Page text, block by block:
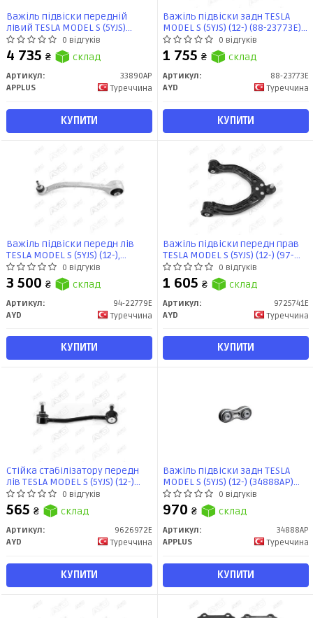
Важіль підвіски передній
лівий TESLA MODEL S (5YJS)
(09.12 -) (33890AP) APPLUS
0 відгуків
4 735 ₴ склад
Артикул:
33890AP
APPLUS
Туреччина
КУПИТИ
Важіль підвіски задн TESLA
MODEL S (5YJS) (12-) (88-23773E)
AYD
0 відгуків
1 755 ₴ склад
Артикул:
88-23773E
AYD
Туреччина
КУПИТИ
Важіль підвіски передн лів
TESLA MODEL S (5YJS) (12-),
MODEL X (5YJX) (13-) (94-22779E)
AYD
0 відгуків
3 500 ₴ склад
Артикул:
94-22779E
AYD
Туреччина
КУПИТИ
Важіль підвіски передн прав
TESLA MODEL S (5YJS) (12-) (97-
25741E) AYD 0 відгуків
1 605 ₴ склад
Артикул:
9725741E
AYD
Туреччина
КУПИТИ
Стійка стабілізатору передн
лів TESLA MODEL S (5YJS) (12-)
(96-26972E) AYD0 відгуків
565 ₴ склад
Артикул:
9626972E
AYD
Туреччина
КУПИТИ
Важіль підвіски задн TESLA
MODEL S (5YJS) (12-) (34888AP)
APPLUS
0 відгуків
970 ₴ склад
Артикул:
34888AP
APPLUS
Туреччина
КУПИТИ